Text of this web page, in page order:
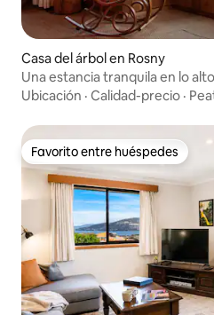
Casa del árbol en Rosny
Una estancia tranquila en lo
Sol
Ubicación · Calidad-precio ·
Favorito entre huéspedes
Favorito entre huéspedes